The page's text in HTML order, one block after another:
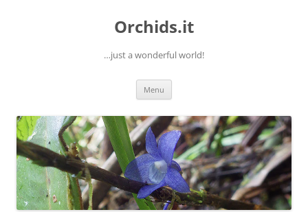
Orchids.it
…just a wonderful world!
Menu